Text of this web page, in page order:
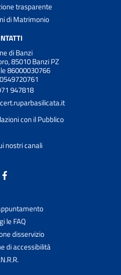
trasparente
di Matrimonio
di Banzi
85010 Banzi PZ
86000030766
947818
con il Pubblico
nostri canali
le FAQ
disservizio
di accessibilità